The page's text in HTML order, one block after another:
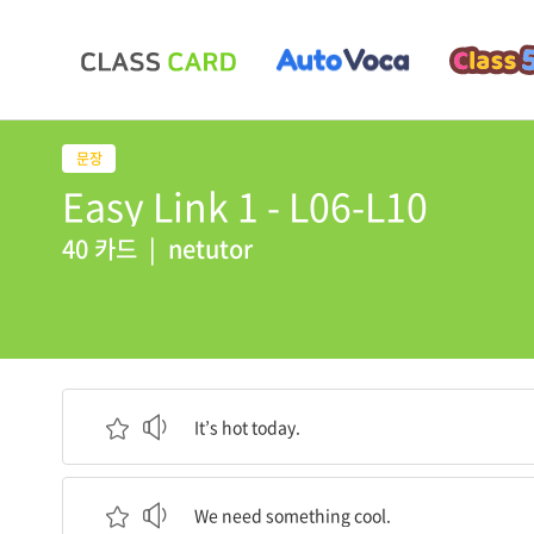
Easy Link 1 - L06-L10
40 카드 | netutor
It’s hot today.
We need something cool.